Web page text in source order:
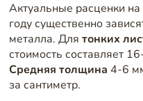
Актуальные расценки
году существенно
металла. Для тонких
стоимость составляет
Средняя толщина 4-6
за сантиметр.